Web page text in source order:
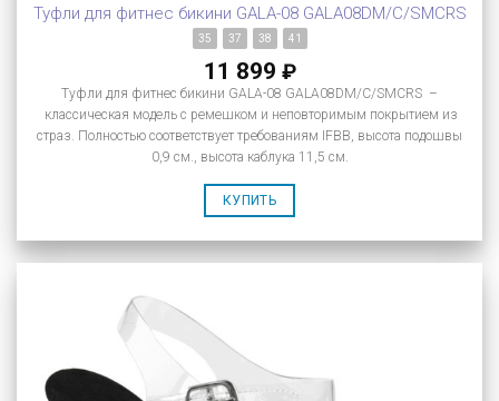
Туфли для фитнес бикини GALA-08 GALA08DM/C/SMCRS
35 37 38 41
11 899 ₽
Туфли для фитнес бикини GALA-08 GALA08DM/C/SMCRS –
классическая модель с ремешком и неповторимым покрытием из
страз. Полностью соответствует требованиям IFBB, высота подошвы
0,9 см., высота каблука 11,5 см.
КУПИТЬ